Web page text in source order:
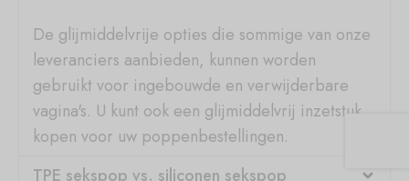
De glijmiddelvrije opties die sommige van onze
leveranciers aanbieden, kunnen worden
gebruikt voor ingebouwde en verwijderbare
vagina's. U kunt ook een glijmiddelvrij inzetstuk
kopen voor uw poppenbestellingen.
TPE sekspop vs. siliconen sekspop